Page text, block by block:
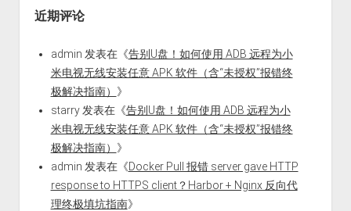
近期评论
admin 发表在《告别U盘！如何使用 ADB 远程为小
米电视无线安装任意 APK 软件（含“未授权”报错终
极解决指南） 》
starry发表在《告别U盘！如何使用 ADB 远程为小
米电视无线安装任意 APK 软件（含“未授权”报错终
极解决指南） 》
admin 发表在《Docker Pull 报错 server gave HTTP
response to HTTPS client？Harbor + Nginx 反向代
理终极填坑指南》